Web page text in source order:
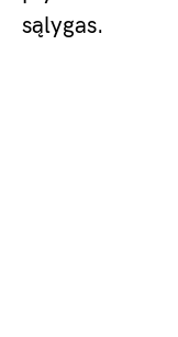
sąlygas.